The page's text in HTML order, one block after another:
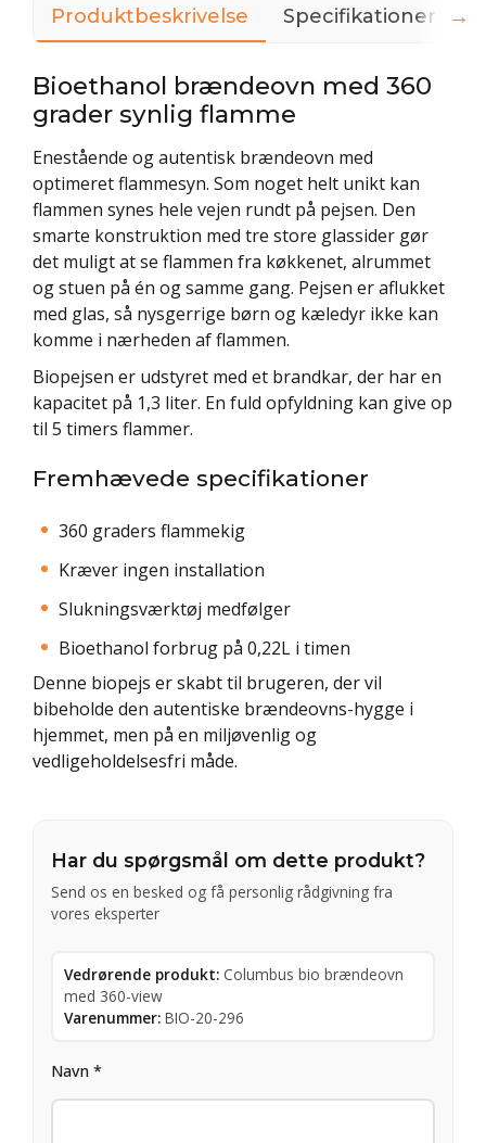
Produktbeskrivelse Specifikationer
Bioethanol brændeovn med 360
grader synlig flamme
Enestående og autentisk brændeovn med
optimeret flammesyn. Som noget helt unikt kan
flammen synes hele vejen rundt på pejsen. Den
smarte konstruktion med tre store glassider gør
det muligt at se flammen fra køkkenet, alrummet
og stuen på én og samme gang. Pejsen er aflukket
med glas, så nysgerrige børn og kæledyr ikke kan
komme i nærheden af flammen.
Biopejsen er udstyret med et brandkar, der har en
kapacitet på 1,3 liter. En fuld opfyldning kan give op
til 5 timers flammer.
Fremhævede specifikationer
360 graders flammekig
Kræver ingen installation
Slukningsværktøj medfølger
Bioethanol forbrug på 0,22L i timen
Denne biopejs er skabt til brugeren, der vil
bibeholde den autentiske brændeovns-hygge i
hjemmet, men på en miljøvenlig og
vedligeholdelsesfri måde.
Har du spørgsmål om dette produkt?
Send os en besked og få personlig rådgivning fra
vores eksperter
Vedrørende produkt: Columbus bio brændeovn
med 360-view
Varenummer: BIO-20-296
Navn *
→